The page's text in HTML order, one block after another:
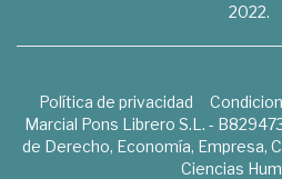
2022.
Política de privacidad
Marcial Pons Librero S.L. -
de Derecho, Economía, Empresa,
Ciencias